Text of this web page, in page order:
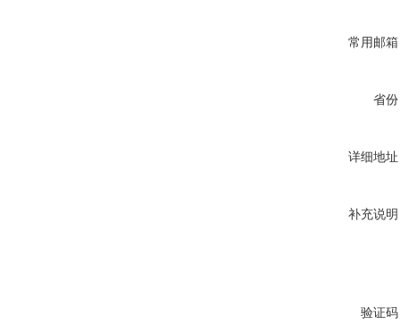
常用邮箱
省份
详细地址
补充说明
验证码